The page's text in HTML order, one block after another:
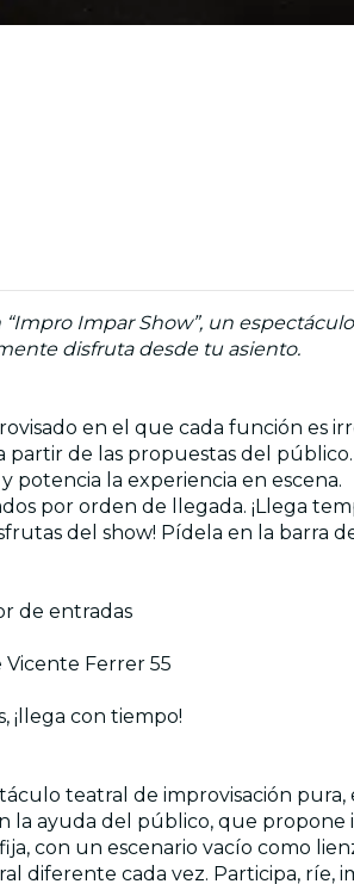
Impar Show”, un
disfruta desde tu asiento.
en el que cada función es
partir de las propuestas del público.
potencia la experiencia en escena.
por orden de llegada. ¡Llega
del show! Pídela en la barra
de entradas
Vicente Ferrer 55
¡llega con tiempo!
teatral de improvisación
ayuda del público, que propone
con un escenario vacío como
diferente cada vez. Participa, ríe,